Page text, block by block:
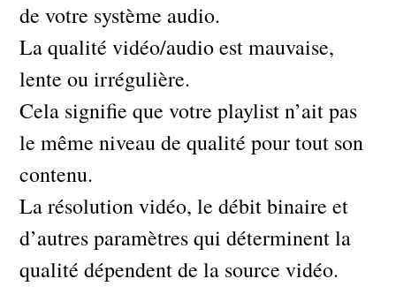
de votre système audio.
La qualité vidéo/audio est mauvaise,
lente ou irrégulière.
Cela signifie que votre playlist n’ait pas
le même niveau de qualité pour tout son
contenu.
La résolution vidéo, le débit binaire et
d’autres paramètres qui déterminent la
qualité dépendent de la source vidéo.